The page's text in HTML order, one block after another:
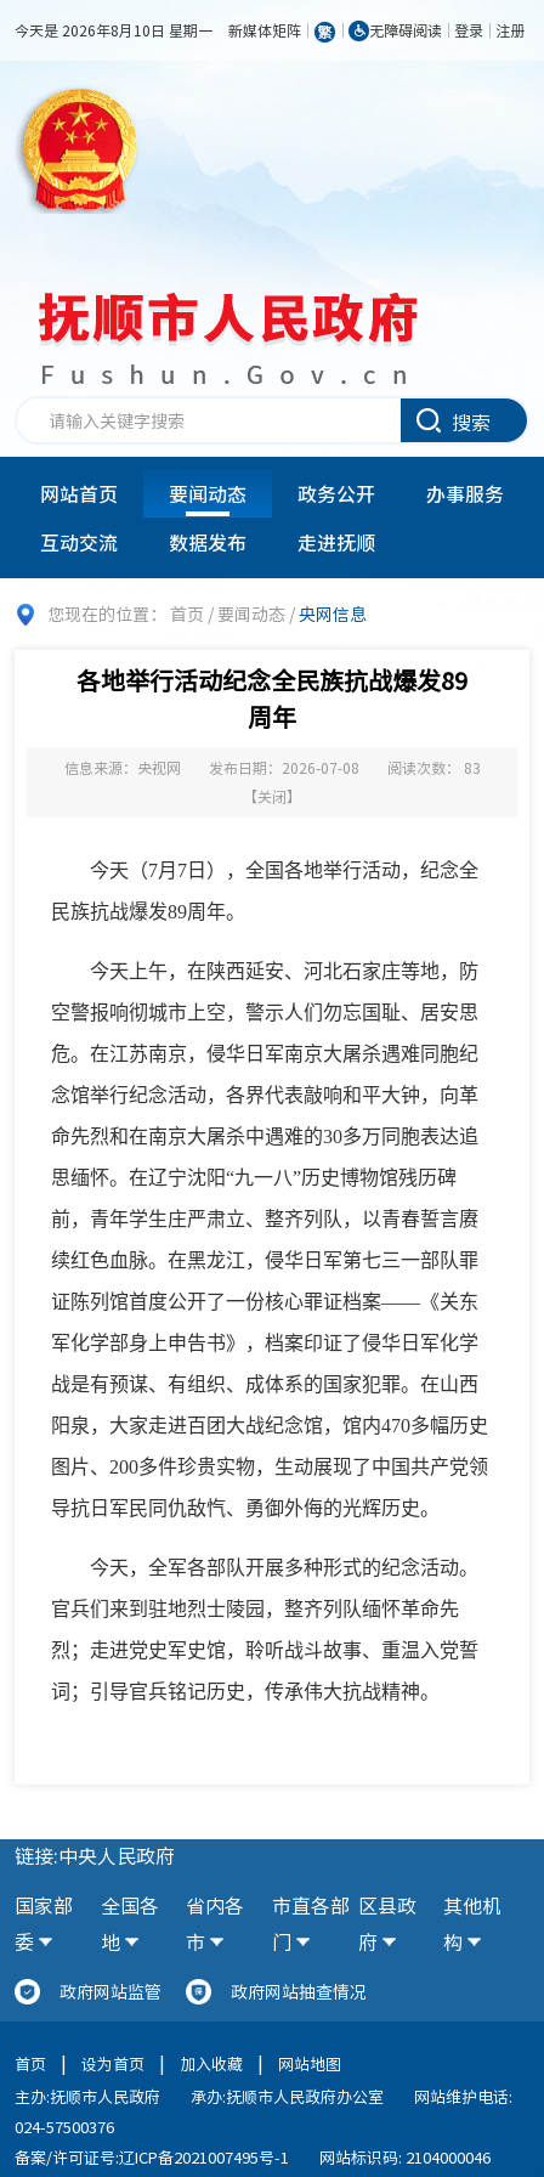
今天是 2026年8月10日 星期一 新媒体矩阵 无障碍阅读 登录 注册
搜索
网站首页 要闻动态 政务公开
办事服务
互动交流
数据发布 走进抚顺
您现在的位置： 首页 / 要闻动态 /央网信息
各地举行活动纪念全民族抗战爆发89
周年
信息来源：央视网 发布日期：2026-07-08 阅读次数： 83
【关闭】
今天（7月7日），全国各地举行活动，纪念全
民族抗战爆发89周年。
今天上午，在陕西延安、河北石家庄等地，防
空警报响彻城市上空，警示人们勿忘国耻、居安思
危。在江苏南京，侵华日军南京大屠杀遇难同胞纪
念馆举行纪念活动，各界代表敲响和平大钟，向革
命先烈和在南京大屠杀中遇难的30多万同胞表达追
思缅怀。在辽宁沈阳“九一八”历史博物馆残历碑
前，青年学生庄严肃立、整齐列队，以青春誓言赓
续红色血脉。在黑龙江，侵华日军第七三一部队罪
证陈列馆首度公开了一份核心罪证档案——《关东
军化学部身上申告书》，档案印证了侵华日军化学
战是有预谋、有组织、成体系的国家犯罪。在山西
阳泉，大家走进百团大战纪念馆，馆内470多幅历史
图片、200多件珍贵实物，生动展现了中国共产党领
导抗日军民同仇敌忾、勇御外侮的光辉历史。
今天，全军各部队开展多种形式的纪念活动。
官兵们来到驻地烈士陵园，整齐列队缅怀革命先
烈；走进党史军史馆，聆听战斗故事、重温入党誓
词；引导官兵铭记历史，传承伟大抗战精神。
链接:中央人民政府
国家部
委
全国各
地
省内各
市
市直各部
门
区县政
府
其他机
构
政府网站监管 政府网站抽查情况
首页 | 设为首页 | 加入收藏 |
网站地图
主办:抚顺市人民政府
承办:抚顺市人民政府办公室
网站维护电话:
024-57500376
备案/许可证号:辽ICP备2021007495号-1
网站标识码: 2104000046